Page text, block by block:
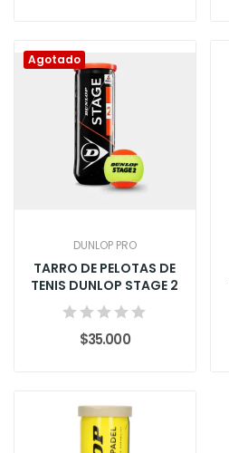
Agotado
DUNLOP PRO
TARRO DE PELOTAS DE
TENIS DUNLOP STAGE 2
$35.000